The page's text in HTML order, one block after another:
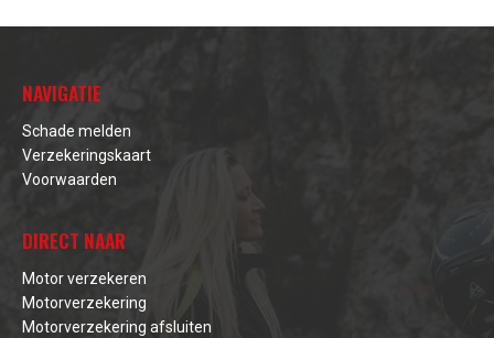
NAVIGATIE
Schade melden
Verzekeringskaart
Voorwaarden
DIRECT NAAR
Motor verzekeren
Motorverzekering
Motorverzekering afsluiten